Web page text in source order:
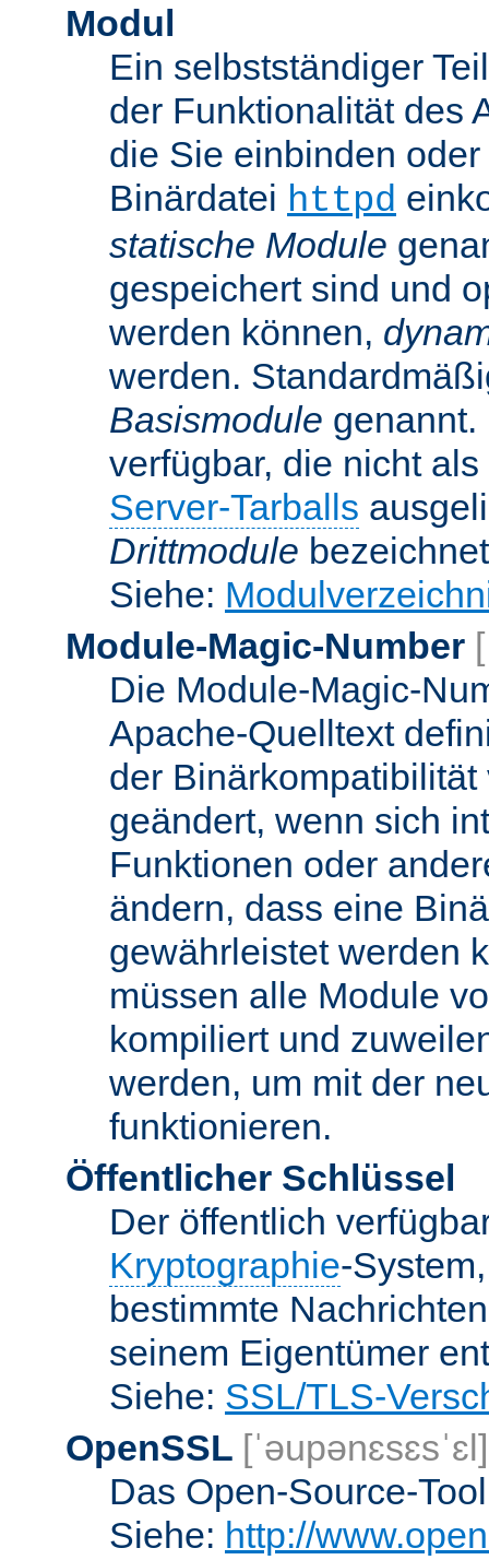
Modul
Ein selbstständiger
der Funktionalität des
die Sie einbinden
Binärdatei httpd
statische Module
gespeichert sind und
werden können,
werden.
Basismodule genannt.
verfügbar, die nicht
Server-Tarballs
Drittmodule
Siehe:
Module-Magic-Number
Die Module-Magic-
Apache-Quelltext
der
geändert, wenn sich
Funktionen oder
ändern, dass eine
gewährleistet werden
müssen alle Module
kompiliert und
werden, um mit der
funktionieren.
Öffentlicher Schlüssel
Der öffentlich
Kryptographie-
bestimmte
seinem Eigentümer
Siehe: SSL/TLS-
OpenSSL [ˈəupənɛsɛsˈɛl]
Das Open-Source-
Siehe: http://